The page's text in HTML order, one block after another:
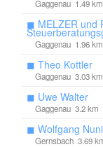
Gaggenau 1.49 km
◼ MELZER und
Gaggenau 1.96 km
◼ Theo Kottler
Gaggenau 3.03 km
◼ Uwe Walter
Gaggenau 3.2 km
◼ Wolfgang
Gernsbach 3.69